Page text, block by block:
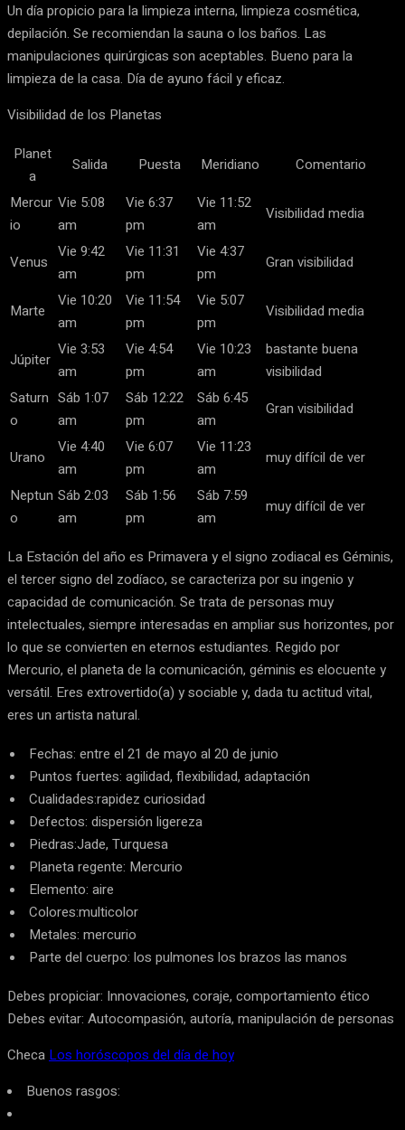
Un día propicio para la limpieza interna, limpieza cosmética,
depilación. Se recomiendan la sauna o los baños. Las
manipulaciones quirúrgicas son aceptables. Bueno para la
limpieza de la casa. Día de ayuno fácil y eficaz.
Visibilidad de los Planetas
Planet
a
Salida Puesta Meridiano
Comentario
Mercur
io
Vie 5:08
am
Vie 6:37
pm
Vie 11:52
am
Visibilidad media
Venus
Vie 9:42
am
Vie 11:31
pm
Vie 4:37
pm
Gran visibilidad
Marte
Vie 10:20
am
Vie 11:54
pm
Vie 5:07
pm
Visibilidad media
Júpiter
Vie 3:53
am
Vie 4:54
pm
Vie 10:23
am
bastante buena
visibilidad
Saturn
o
Sáb 1:07
am
Sáb 12:22
pm
Sáb 6:45
am
Gran visibilidad
Urano
Vie 4:40
am
Vie 6:07
pm
Vie 11:23
am
muy difícil de ver
Neptun
o
Sáb 2:03
am
Sáb 1:56
pm
Sáb 7:59
am
muy difícil de ver
La Estación del año es Primavera y el signo zodiacal es Géminis,
el tercer signo del zodíaco, se caracteriza por su ingenio y
capacidad de comunicación. Se trata de personas muy
intelectuales, siempre interesadas en ampliar sus horizontes, por
lo que se convierten en eternos estudiantes. Regido por
Mercurio, el planeta de la comunicación, géminis es elocuente y
versátil. Eres extrovertido(a) y sociable y, dada tu actitud vital,
eres un artista natural.
Fechas: entre el 21 de mayo al 20 de junio
Puntos fuertes: agilidad, flexibilidad, adaptación
Cualidades:rapidez curiosidad
Defectos: dispersión ligereza
Piedras:Jade, Turquesa
Planeta regente: Mercurio
Elemento: aire
Colores:multicolor
Metales: mercurio
Parte del cuerpo: los pulmones los brazos las manos
Debes propiciar: Innovaciones, coraje, comportamiento ético
Debes evitar: Autocompasión, autoría, manipulación de personas
Checa Los horóscopos del día de hoy
Buenos rasgos: